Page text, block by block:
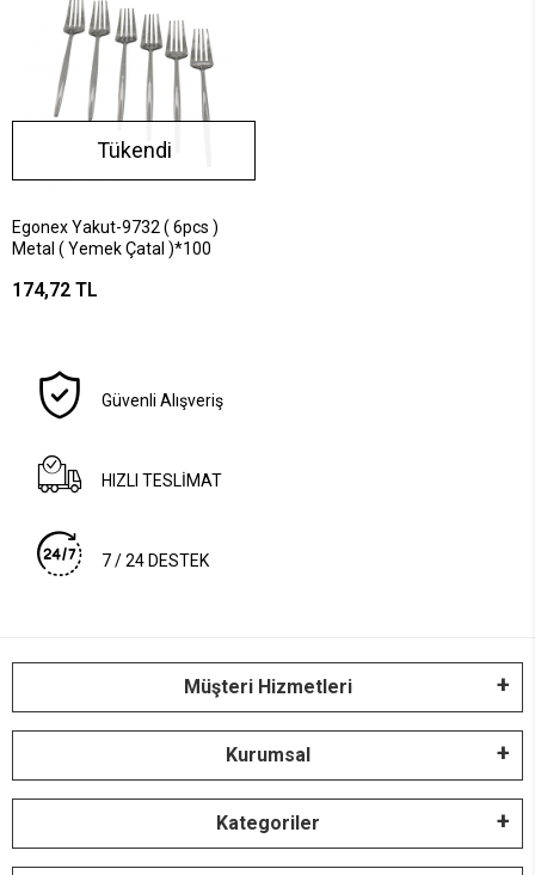
Tükendi
Egonex Yakut-9732 ( 6pcs )
Metal ( Yemek Çatal )*100
174,72 TL
Güvenli Alışveriş
HIZLI TESLİMAT
7 / 24 DESTEK
Müşteri Hizmetleri
Kurumsal
Kategoriler